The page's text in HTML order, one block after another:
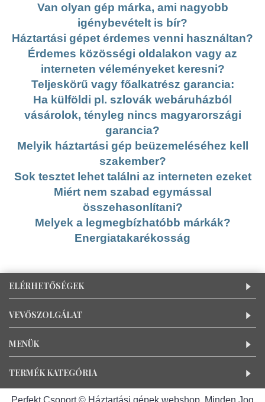
Van olyan gép márka, ami nagyobb
igénybevételt is bír?
Háztartási gépet érdemes venni használtan?
Érdemes közösségi oldalakon vagy az
interneten véleményeket keresni?
Teljeskörű vagy főalkatrész garancia:
Ha külföldi pl. szlovák webáruházból
vásárolok, tényleg nincs magyarországi
garancia?
Melyik háztartási gép beüzemeléséhez kell
szakember?
Sok tesztet lehet találni az interneten ezeket
Miért nem szabad egymással
összehasonlítani?
Melyek a legmegbízhatóbb márkák?
Energiatakarékosság
ELÉRHETŐSÉGEK
VEVŐSZOLGÁLAT
MENÜK
TERMÉK KATEGÓRIA
Perfekt Csoport © Háztartási gépek webshop, Minden Jog